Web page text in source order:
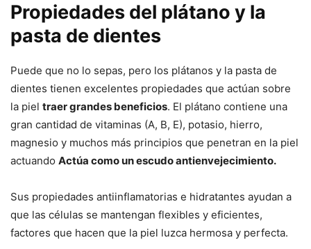
Propiedades del plátano y la
pasta de dientes
Puede que no lo sepas, pero los plátanos y la pasta de
dientes tienen excelentes propiedades que actúan sobre
la piel traer grandes beneficios. El plátano contiene una
gran cantidad de vitaminas (A, B, E), potasio, hierro,
magnesio y muchos más principios que penetran en la piel
actuando Actúa como un escudo antienvejecimiento.
Sus propiedades antiinflamatorias e hidratantes ayudan a
que las células se mantengan flexibles y eficientes,
factores que hacen que la piel luzca hermosa y perfecta.